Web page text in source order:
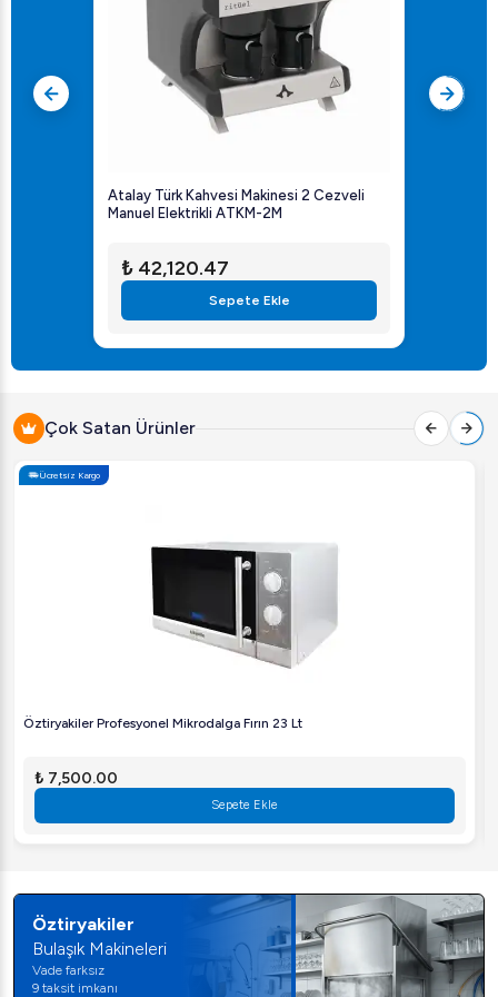
Atalay Türk Kahvesi Makinesi 2 Cezveli
Manuel Elektrikli ATKM-2M
₺ 42,120.47
Sepete Ekle
Çok Satan Ürünler
Ücretsiz Kargo
Öztiryakiler Profesyonel Mikrodalga Fırın 23 Lt
₺ 7,500.00
Sepete Ekle
Öztiryakiler
Bulaşık Makineleri
Vade farksız
9 taksit imkanı